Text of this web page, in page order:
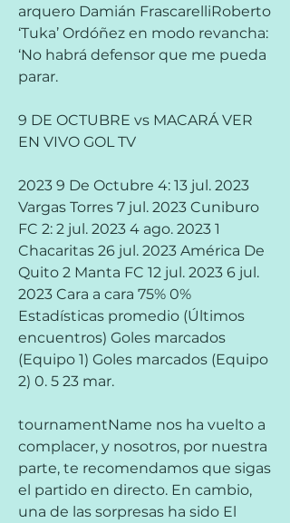
arquero Damián FrascarelliRoberto
‘Tuka’ Ordóñez en modo revancha:
‘No habrá defensor que me pueda
parar.
9 DE OCTUBRE vs MACARÁ VER
EN VIVO GOL TV
2023 9 De Octubre 4: 13 jul. 2023
Vargas Torres 7 jul. 2023 Cuniburo
FC 2: 2 jul. 2023 4 ago. 2023 1
Chacaritas 26 jul. 2023 América De
Quito 2 Manta FC 12 jul. 2023 6 jul.
2023 Cara a cara 75% 0%
Estadísticas promedio (Últimos
encuentros) Goles marcados
(Equipo 1) Goles marcados (Equipo
2) 0. 5 23 mar.
tournamentName nos ha vuelto a
complacer, y nosotros, por nuestra
parte, te recomendamos que sigas
el partido en directo. En cambio,
una de las sorpresas ha sido El